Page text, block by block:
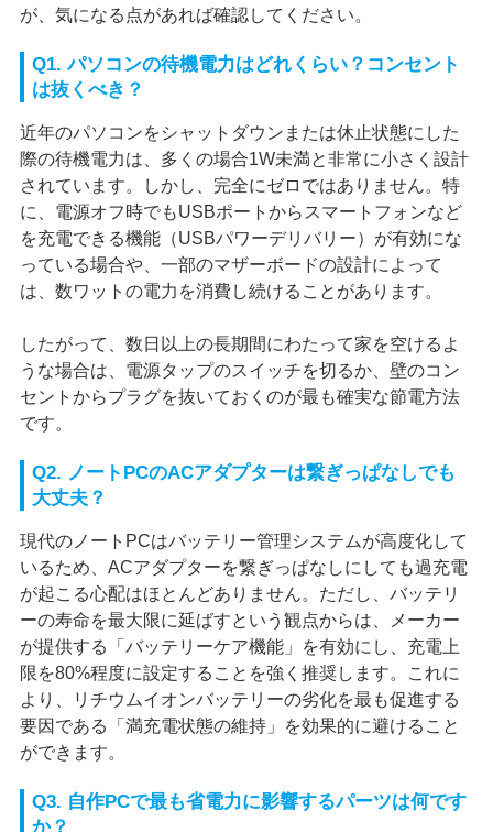
が、気になる点があれば確認してください。
Q1. パソコンの待機電力はどれくらい？コンセント
は抜くべき？
近年のパソコンをシャットダウンまたは休止状態にした
際の待機電力は、多くの場合1W未満と非常に小さく設計
されています。しかし、完全にゼロではありません。特
に、電源オフ時でもUSBポートからスマートフォンなど
を充電できる機能（USBパワーデリバリー）が有効にな
っている場合や、一部のマザーボードの設計によって
は、数ワットの電力を消費し続けることがあります。
したがって、数日以上の長期間にわたって家を空けるよ
うな場合は、電源タップのスイッチを切るか、壁のコン
セントからプラグを抜いておくのが最も確実な節電方法
です。
Q2. ノートPCのACアダプターは繋ぎっぱなしでも
大丈夫？
現代のノートPCはバッテリー管理システムが高度化して
いるため、ACアダプターを繋ぎっぱなしにしても過充電
が起こる心配はほとんどありません。ただし、バッテリ
ーの寿命を最大限に延ばすという観点からは、メーカー
が提供する「バッテリーケア機能」を有効にし、充電上
限を80%程度に設定することを強く推奨します。これに
より、リチウムイオンバッテリーの劣化を最も促進する
要因である「満充電状態の維持」を効果的に避けること
ができます。
Q3. 自作PCで最も省電力に影響するパーツは何です
か？